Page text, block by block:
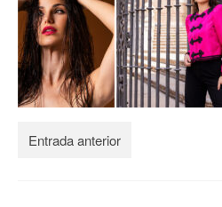
CORPORATIVAS
SEMANA SANTA
BLOG
Entrada anterior